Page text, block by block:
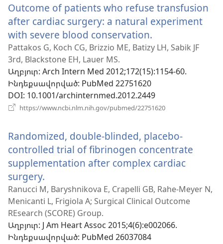
պատուհան)
Outcome of patients who refuse transfusion
after cardiac surgery: a natural experiment
with severe blood conservation.
է
պատուհան)
Pattakos G, Koch CG, Brizzio ME, Batizy LH, Sabik JF
3rd, Blackstone EH, Lauer MS.
Աղբյուր‎: Arch Intern Med 2012;172(15):1154-60.
Ինդեքսավորված‎: PubMed 22751620
DOI‎: 10.1001/archinternmed.2012.2449
https://www.ncbi.nlm.nih.gov/pubmed/22751620
պատուհան)
Randomized, double-blinded, placebo-
controlled trial of fibrinogen concentrate
supplementation after complex cardiac
surgery.
է
նոր
պատուհան)
Ranucci M, Baryshnikova E, Crapelli GB, Rahe-Meyer N,
Menicanti L, Frigiola A; Surgical Clinical Outcome
REsearch (SCORE) Group.
Աղբյուր‎: J Am Heart Assoc 2015;4(6):e002066.
Ինդեքսավորված‎: PubMed 26037084